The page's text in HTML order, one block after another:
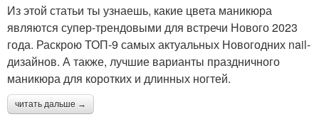
Из этой статьи ты узнаешь, какие цвета маникюра
являются супер-трендовыми для встречи Нового 2023
года. Раскрою ТОП-9 самых актуальных Новогодних nail-
дизайнов. А также, лучшие варианты праздничного
маникюра для коротких и длинных ногтей.
читать дальше →